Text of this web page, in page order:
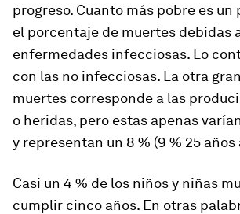
progreso. Cuanto más pobre es un
el porcentaje de muertes debidas
enfermedades infecciosas. Lo
con las no infecciosas. La otra
muertes corresponde a las
o heridas, pero estas apenas
y representan un 8 % (9 % 25 años
Casi un 4 % de los niños y niñas
cumplir cinco años. En otras